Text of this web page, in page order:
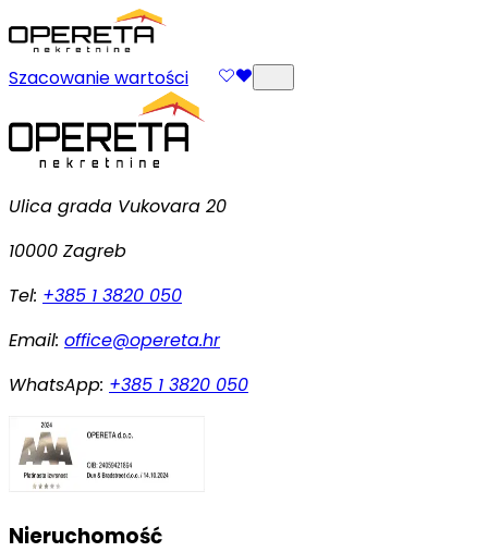
Szacowanie wartości
Ulica grada Vukovara 20
10000 Zagreb
Tel: +385 1 3820 050
Email: office@opereta.hr
WhatsApp: +385 1 3820 050
Nieruchomość